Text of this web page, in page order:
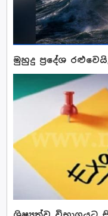
මුහුදු ප්‍රදේශ